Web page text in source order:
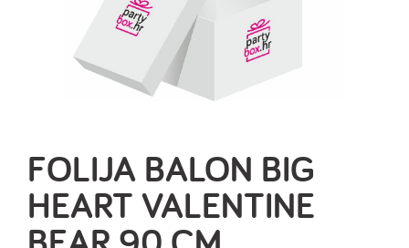
FOLIJA BALON BIG
HEART VALENTINE